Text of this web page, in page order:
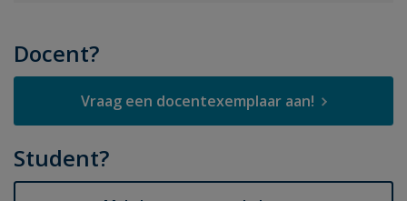
Docent?
Vraag een docentexemplaar aan!
Student?